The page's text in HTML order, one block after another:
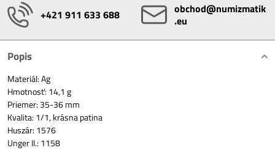
+421 911 633 688
obchod​@numizmatik​
.eu
Popis
Materiál: Ag
Hmotnosť: 14,1 g
Priemer: 35-36 mm
Kvalita: 1/1, krásna patina
Huszár: 1576
Unger II.: 1158